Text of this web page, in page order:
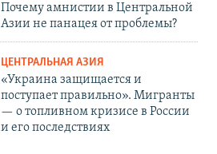
Почему амнистии в Центральной
Азии не панацея от проблемы?
ЦЕНТРАЛЬНАЯ АЗИЯ
«Украина защищается и
поступает правильно». Мигранты
— о топливном кризисе в России
и его последствиях